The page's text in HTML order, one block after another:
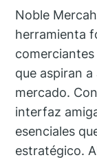
Noble
herramienta
que aspiran
mercado.
interfaz
esenciales
estratégico.